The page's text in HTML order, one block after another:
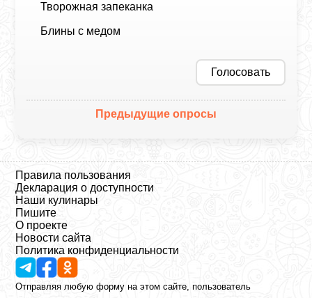
Творожная запеканка
Блины с медом
Голосовать
Предыдущие опросы
Правила пользования
Декларация о доступности
Наши кулинары
Пишите
О проекте
Новости сайта
Политика конфиденциальности
Отправляя любую форму на этом сайте, пользователь